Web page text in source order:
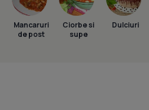
Mancaruri
de post
Ciorbe si
supe
Dulciuri